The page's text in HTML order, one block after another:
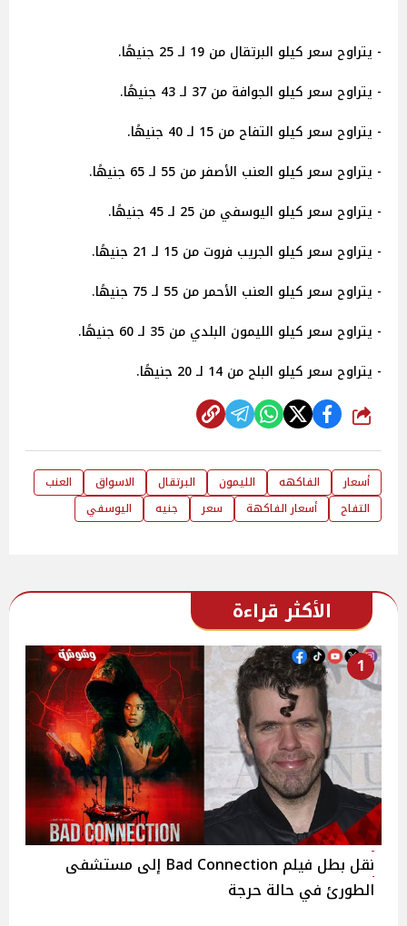
- يتراوح سعر كيلو البرتقال من 19 لـ 25 جنيهًا.
- يتراوح سعر كيلو الجوافة من 37 لـ 43 جنيهًا.
- يتراوح سعر كيلو التفاح من 15 لـ 40 جنيهًا.
- يتراوح سعر كيلو العنب الأصفر من 55 لـ 65 جنيهًا.
- يتراوح سعر كيلو اليوسفي من 25 لـ 45 جنيهًا.
- يتراوح سعر كيلو الجريب فروت من 15 لـ 21 جنيهًا.
- يتراوح سعر كيلو العنب الأحمر من 55 لـ 75 جنيهًا.
- يتراوح سعر كيلو الليمون البلدي من 35 لـ 60 جنيهًا.
- يتراوح سعر كيلو البلح من 14 لـ 20 جنيهًا.
شارك
أسعار الفاكهه الليمون البرتقال الاسواق
العنب
التفاح
أسعار الفاكهة سعر جنيه اليوسفي
الأكثر قراءة
1
نقل بطل فيلم Bad Connection إلى مستشفى
الطورئ في حالة حرجة